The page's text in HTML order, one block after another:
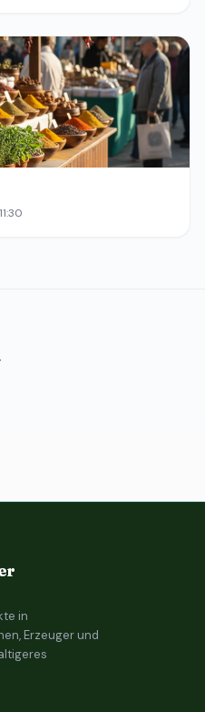
in
Erzeuger und